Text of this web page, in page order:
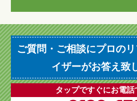
ご質問・ご相談にプロの
イザーがお答え致
タップですぐにお電話